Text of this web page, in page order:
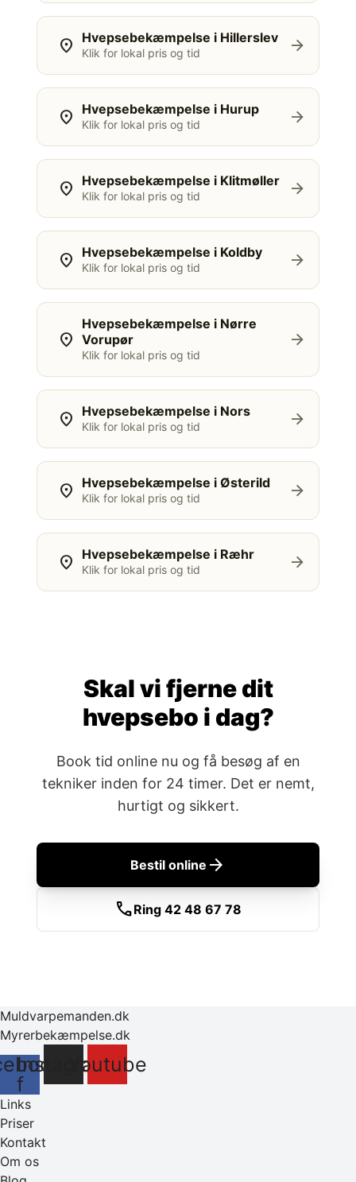
location_on Hvepsebekæmpelse i Hillerslev
Klik for lokal pris og tid arrow_forward
location_on Hvepsebekæmpelse i Hurup
Klik for lokal pris og tid arrow_forward
location_on Hvepsebekæmpelse i Klitmøller
Klik for lokal pris og tid arrow_forward
location_on Hvepsebekæmpelse i Koldby
Klik for lokal pris og tid arrow_forward
location_on
Hvepsebekæmpelse i Nørre
Vorupør
Klik for lokal pris og tid
arrow_forward
location_on Hvepsebekæmpelse i Nors
Klik for lokal pris og tid arrow_forward
location_on Hvepsebekæmpelse i Østerild
Klik for lokal pris og tid arrow_forward
location_on Hvepsebekæmpelse i Ræhr
Klik for lokal pris og tid arrow_forward
Skal vi fjerne dit
hvepsebo i dag?
Book tid online nu og få besøg af en
tekniker inden for 24 timer. Det er nemt,
hurtigt og sikkert.
Bestil online arrow_forward
callRing 42 48 67 78
Muldvarpemanden.dk
Myrerbekæmpelse.dk
f
InstagramYoutube
Links
Priser
Kontakt
Om os